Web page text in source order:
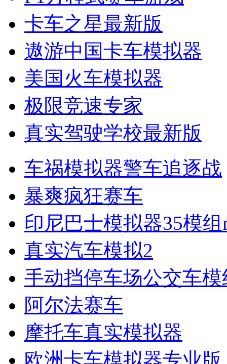
卡车之星最新版
遨游中国卡车模拟器
美国火车模拟器
极限竞速专家
真实驾驶学校最新版
车祸模拟器警车追逐战
暴爽疯狂赛车
印尼巴士模拟器35模组
真实汽车模拟2
手动挡停车场公交车模
阿尔法赛车
摩托车真实模拟器